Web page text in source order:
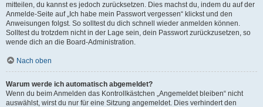
mitteilen, du kannst es jedoch zurücksetzen. Dies machst du, indem du auf der
Anmelde-Seite auf „Ich habe mein Passwort vergessen“ klickst und den
Anweisungen folgst. So solltest du dich schnell wieder anmelden können.
Solltest du trotzdem nicht in der Lage sein, dein Passwort zurückzusetzen, so
wende dich an die Board-Administration.
Nach oben
Warum werde ich automatisch abgemeldet?
Wenn du beim Anmelden das Kontrollkästchen „Angemeldet bleiben“ nicht
auswählst, wirst du nur für eine Sitzung angemeldet. Dies verhindert den